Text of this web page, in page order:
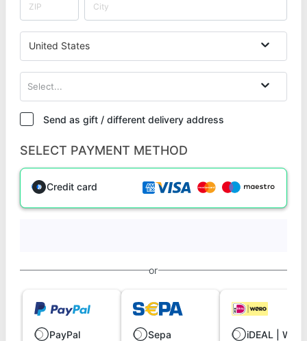
United States
Select...
Send as gift / different delivery address
SELECT PAYMENT METHOD
Credit card
or
PayPal Sepa iDEAL | Wero